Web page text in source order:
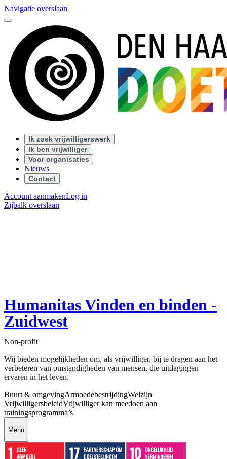
Navigatie overslaan
Ik zoek vrijwilligerswerk
Ik ben vrijwilliger
Voor organisaties
Nieuws
Contact
Account aanmakenLog in
Zijbalk overslaan
Humanitas Vinden en binden -
Zuidwest
Non-profit
Wij bieden mogelijkheden om, als vrijwilliger, bij te dragen aan het
verbeteren van omstandigheden van mensen, die uitdagingen
ervaren in het leven.
Buurt & omgevingArmoedebestrijdingWelzijn
VrijwilligersbeleidVrijwilliger kan meedoen aan
trainingsprogramma’s
Menu